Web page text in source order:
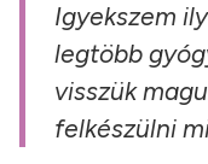
Igyekszem
legtöbb
visszük
felkészülni